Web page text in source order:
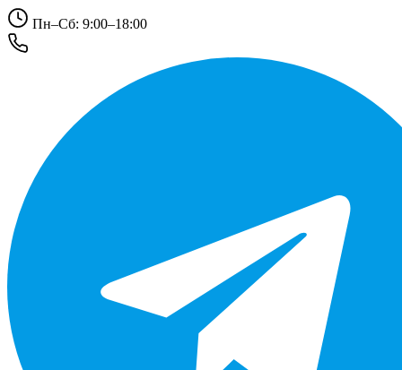
Пн–Сб: 9:00–18:00